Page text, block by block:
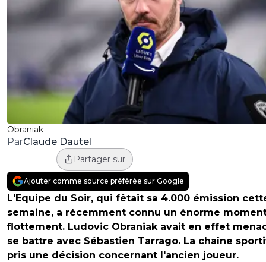
Obraniak
ParClaude Dautel
Partager sur
Ajouter comme source préférée sur Google
L'Equipe du Soir, qui fêtait sa 4.000 émission
semaine, a récemment connu un énorme
flottement. Ludovic Obraniak avait en effet
se battre avec Sébastien Tarrago. La chaîne
pris une décision concernant l'ancien joueur.